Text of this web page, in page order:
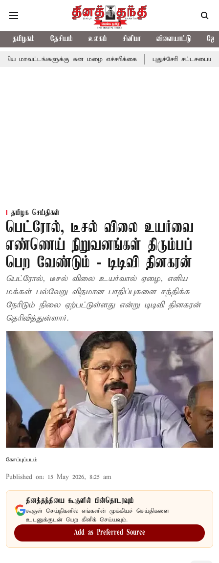
தமிழகம் தேசியம் உலகம் சினிமா விளையாட்டு
கன மழை எச்சரிக்கை புதுச்சேரி சட்டசபையில் வரும்
தமிழக செய்திகள்
பெட்ரோல், டீசல் விலை உயர்வை
எண்ணெய் நிறுவனங்கள் திரும்பப்
பெற வேண்டும் - டிடிவி தினகரன்
பெட்ரோல், டீசல் விலை உயர்வால் ஏழை, எளிய
மக்கள் பல்வேறு விதமான பாதிப்புகளை சந்திக்க
நேரிடும் நிலை ஏற்பட்டுள்ளது என்று டிடிவி தினகரன்
தெரிவித்துள்ளார்.
கோப்புப்படம்
Published on: 15 May 2026, 8:25 am
தினத்தந்தியை கூகுளில் பின்தொடரவும்
கூகுள் செய்திகளில் எங்களின் முக்கியச் செய்திகளை
உடனுக்குடன் பெற கிளிக் செய்யவும்.
Add as Preferred Source